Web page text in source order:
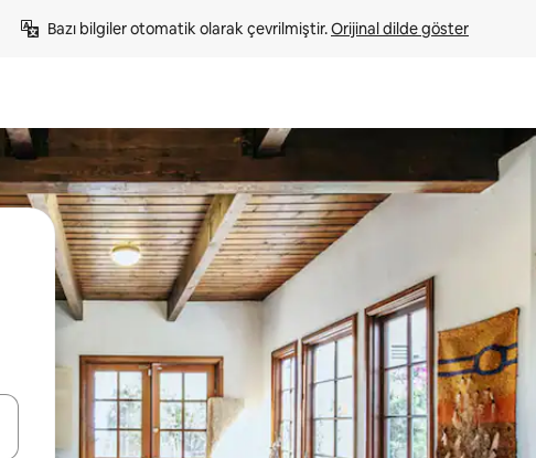
Bazı bilgiler otomatik olarak çevrilmiştir. Orijinal dilde göster
gezinin veya dokunarak ya da kaydırma hareketleriyle keşfedin.